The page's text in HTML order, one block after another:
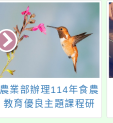
農業部辦理114年食農
教育優良主題課程研
討會